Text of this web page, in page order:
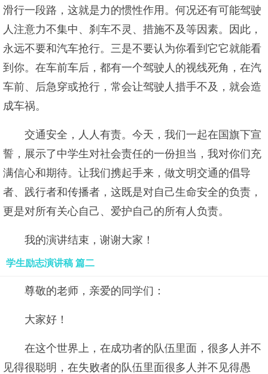
滑行一段路，这就是力的惯性作用。何况还有可能驾驶
人注意力不集中、刹车不灵、措施不及等因素。因此，
永远不要和汽车抢行。三是不要认为你看到它它就能看
到你。在车前车后，都有一个驾驶人的视线死角，在汽
车前、后急穿或抢行，常会让驾驶人措手不及，就会造
成车祸。
交通安全，人人有责。今天，我们一起在国旗下宣
誓，展示了中学生对社会责任的一份担当，我对你们充
满信心和期待。让我们携起手来，做文明交通的倡导
者、践行者和传播者，这既是对自己生命安全的负责，
更是对所有关心自己、爱护自己的所有人负责。
我的演讲结束，谢谢大家！
学生励志演讲稿 篇二
尊敬的老师，亲爱的同学们：
大家好！
在这个世界上，在成功者的队伍里面，很多人并不
见得很聪明，在失败者的队伍里面很多人并不见得愚